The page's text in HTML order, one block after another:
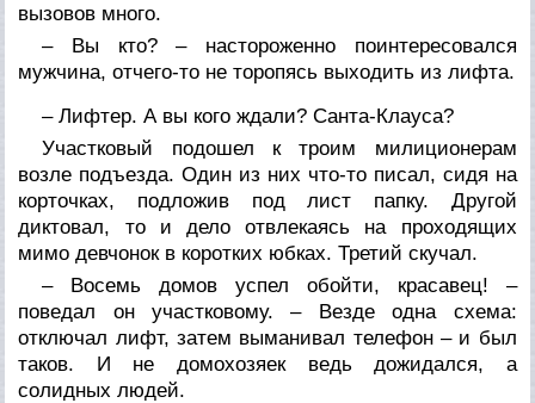
вызовов много.
– Вы кто? – настороженно поинтересовался
мужчина, отчего-то не торопясь выходить из лифта.
– Лифтер. А вы кого ждали? Санта-Клауса?
Участковый подошел к троим милиционерам
возле подъезда. Один из них что-то писал, сидя на
корточках, подложив под лист папку. Другой
диктовал, то и дело отвлекаясь на проходящих
мимо девчонок в коротких юбках. Третий скучал.
– Восемь домов успел обойти, красавец! –
поведал он участковому. – Везде одна схема:
отключал лифт, затем выманивал телефон – и был
таков. И не домохозяек ведь дожидался, а
солидных людей.